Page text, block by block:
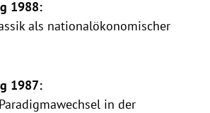
1988:
als nationalökonomischer
1987:
in der